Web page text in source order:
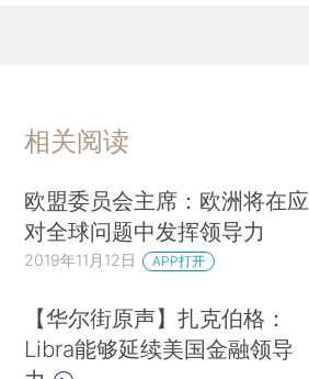
相关阅读
欧盟委员会主席：欧洲将在应
对全球问题中发挥领导力
2019年11月12日 APP打开
【华尔街原声】扎克伯格：
Libra能够延续美国金融领导